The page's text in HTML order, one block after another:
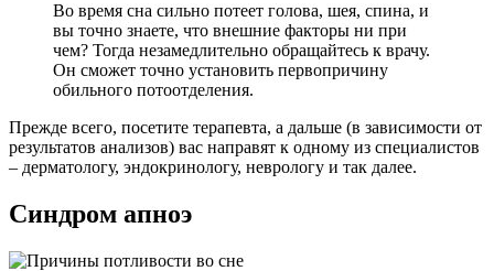
Во время сна сильно потеет голова, шея, спина, и
вы точно знаете, что внешние факторы ни при
чем? Тогда незамедлительно обращайтесь к врачу.
Он сможет точно установить первопричину
обильного потоотделения.
Прежде всего, посетите терапевта, а дальше (в зависимости от
результатов анализов) вас направят к одному из специалистов
– дерматологу, эндокринологу, неврологу и так далее.
Синдром апноэ